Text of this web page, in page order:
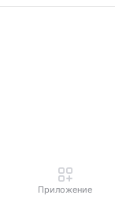
Приложение